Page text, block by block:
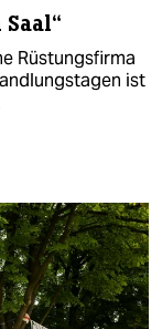
Rüstungsfirma
ist